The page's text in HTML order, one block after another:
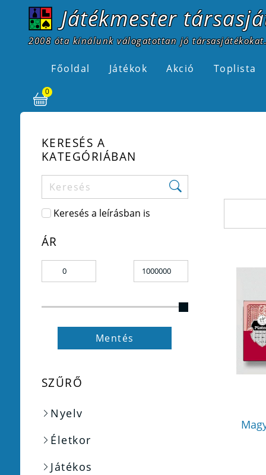
Játékmester
2008 óta kínálunk válogatottan jó
Főoldal Játékok Akció Toplista
0
KERESÉS A
KATEGÓRIÁBAN
Keresés a leírásban is
ÁR
Mentés
SZŰRŐ
Nyelv
Életkor
Játékos